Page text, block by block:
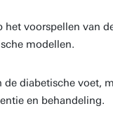
voorspellen van
modellen.
diabetische voet,
en behandeling.